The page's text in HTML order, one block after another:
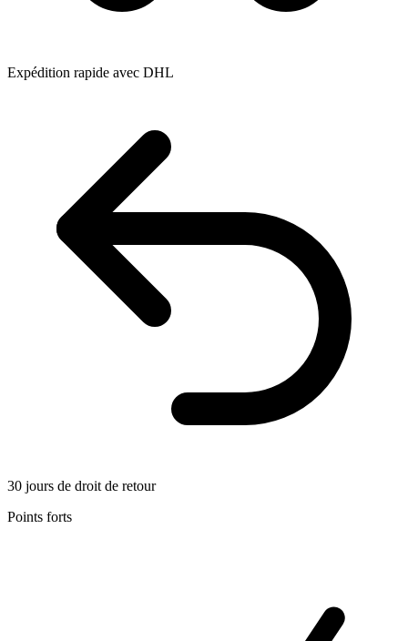
Expédition rapide avec DHL
30 jours de droit de retour
Points forts